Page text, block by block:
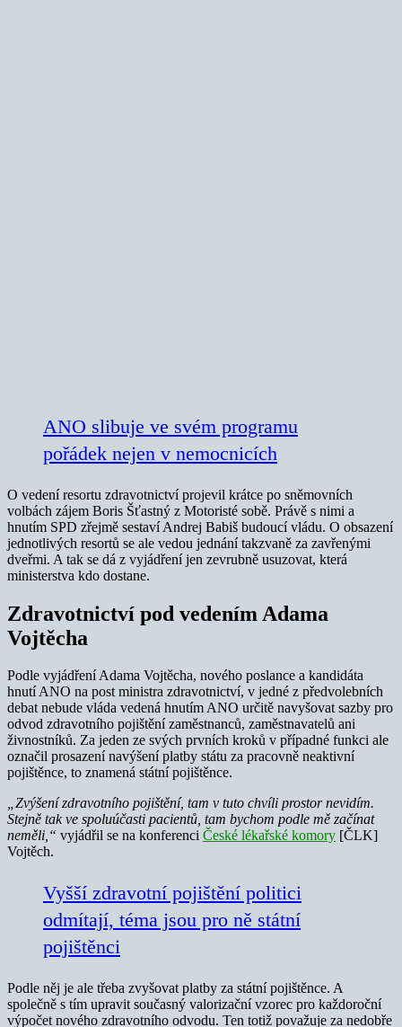
ANO slibuje ve svém programu
pořádek nejen v nemocnicích
O vedení resortu zdravotnictví projevil krátce po sněmovních
volbách zájem Boris Šťastný z Motoristé sobě. Právě s nimi a
hnutím SPD zřejmě sestaví Andrej Babiš budoucí vládu. O obsazení
jednotlivých resortů se ale vedou jednání takzvaně za zavřenými
dveřmi. A tak se dá z vyjádření jen zevrubně usuzovat, která
ministerstva kdo dostane.
Zdravotnictví pod vedením Adama
Vojtěcha
Podle vyjádření Adama Vojtěcha, nového poslance a kandidáta
hnutí ANO na post ministra zdravotnictví, v jedné z předvolebních
debat nebude vláda vedená hnutím ANO určitě navyšovat sazby pro
odvod zdravotního pojištění zaměstnanců, zaměstnavatelů ani
živnostníků. Za jeden ze svých prvních kroků v případné funkci ale
označil prosazení navýšení platby státu za pracovně neaktivní
pojištěnce, to znamená státní pojištěnce.
„Zvýšení zdravotního pojištění, tam v tuto chvíli prostor nevidím.
Stejně tak ve spoluúčasti pacientů, tam bychom podle mě začínat
neměli,“ vyjádřil se na konferenci České lékařské komory [ČLK]
Vojtěch.
Vyšší zdravotní pojištění politici
odmítají, téma jsou pro ně státní
pojištěnci
Podle něj je ale třeba zvyšovat platby za státní pojištěnce. A
společně s tím upravit současný valorizační vzorec pro každoroční
výpočet nového zdravotního odvodu. Ten totiž považuje za nedobře